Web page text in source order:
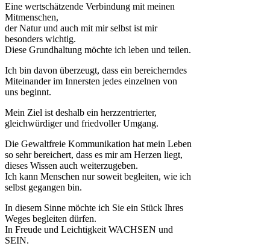
Eine wertschätzende Verbindung mit meinen
Mitmenschen,
der Natur und auch mit mir selbst ist mir
besonders wichtig.
Diese Grundhaltung möchte ich leben und teilen.
Ich bin davon überzeugt, dass ein bereicherndes
Miteinander im Innersten jedes einzelnen von
uns beginnt.
Mein Ziel ist deshalb ein herzzentrierter,
gleichwürdiger und friedvoller Umgang.
Die Gewaltfreie Kommunikation hat mein Leben
so sehr bereichert, dass es mir am Herzen liegt,
dieses Wissen auch weiterzugeben.
Ich kann Menschen nur soweit begleiten, wie ich
selbst gegangen bin.
In diesem Sinne möchte ich Sie ein Stück Ihres
Weges begleiten dürfen.
In Freude und Leichtigkeit WACHSEN und
SEIN.